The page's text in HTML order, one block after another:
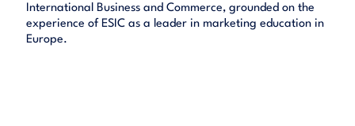
International Business and Commerce, grounded on the
experience of ESIC as a leader in marketing education in
Europe.